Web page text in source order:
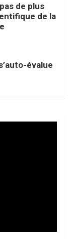
de plus
de la
évalue